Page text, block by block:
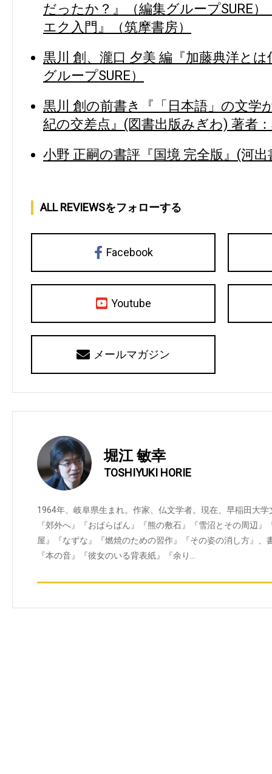
だったか？』（編集グループSURE
エク入門』（筑摩書房）
黒川 創、瀧口 夕美 編『加藤典洋と
グループSURE）
黒川 創の前書き『「日本語」の文学
紀の交差点』(図書出版みぎわ) 著者
小野 正嗣の書評『国境 完全版』(河
ALL REVIEWSをフォローする
Facebook
Youtube
メールマガジン
堀江 敏幸
TOSHIYUKI HORIE
1964年、岐阜県生まれ。作家、仏文学者。現在、早稲田大
『郊外へ』『おぱらばん』『熊の敷石』『雪沼とその周辺
屋』『なずな』『燃焼のための習作』『その姿の消し方』、
『本の音』『彼女のいる背表紙』『余り…